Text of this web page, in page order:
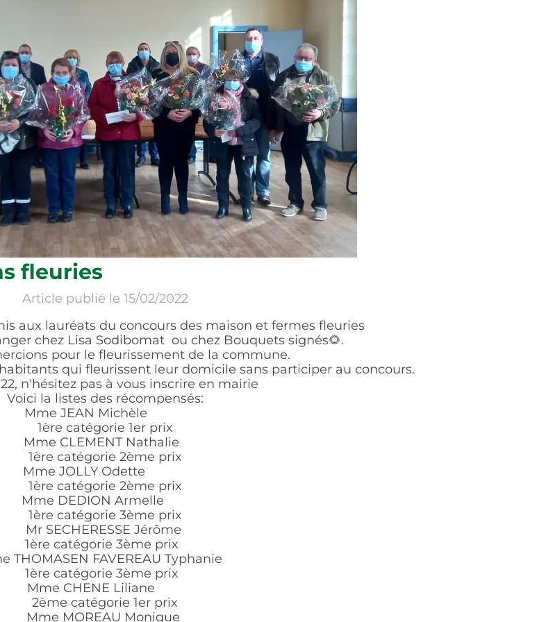
publié le 15/02/2022
lauréats du concours des maison et fermes fleuries
Lisa Sodibomat ou chez Bouquets signés🌻.
pour le fleurissement de la commune.
qui fleurissent leur domicile sans participer au concours.
pas à vous inscrire en mairie
la listes des récompensés:
JEAN Michèle
1ère catégorie 1er prix
CLEMENT Nathalie
1ère catégorie 2ème prix
JOLLY Odette
1ère catégorie 2ème prix
DEDION Armelle
1ère catégorie 3ème prix
Mr SECHERESSE Jérôme
catégorie 3ème prix
FAVEREAU Typhanie
catégorie 3ème prix
Mme CHENE Liliane
2ème catégorie 1er prix
Mme MOREAU Monique